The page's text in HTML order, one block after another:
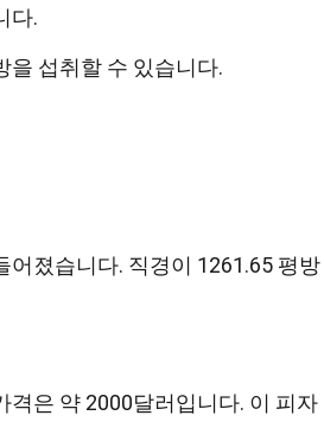
다.
을 섭취할 수 있습니다.
졌습니다. 직경이 1261.65 평방
은 약 2000달러입니다. 이 피자